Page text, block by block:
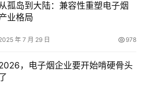
孤岛到大陆：兼容性重塑电子烟
业格局
年 7 月 29 日 978
，电子烟企业要开始啃硬骨头